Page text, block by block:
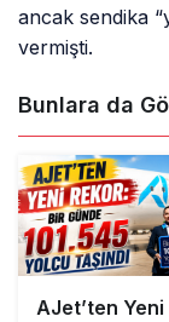
ancak sendika
vermişti.
Bunlara da
AJet’ten Yeni